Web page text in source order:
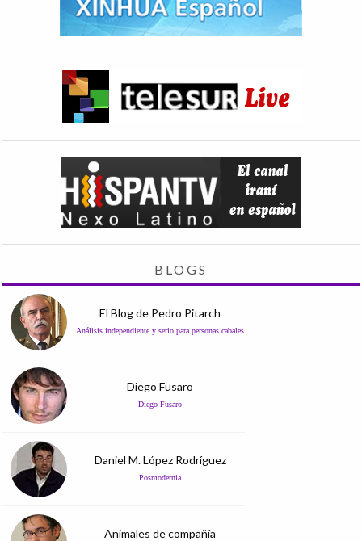
BLOGS
El Blog de Pedro Pitarch
Análisis independiente y serio para personas cabales
Diego Fusaro
Diego Fusaro
Daniel M. López Rodríguez
Posmodernia
Animales de compañía